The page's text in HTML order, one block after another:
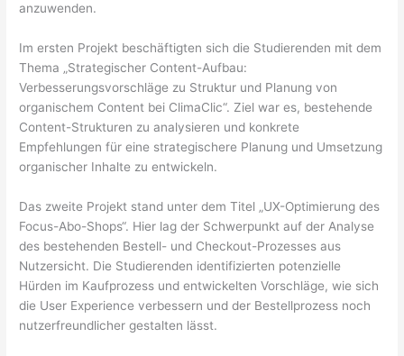
anzuwenden.
Im ersten Projekt beschäftigten sich die Studierenden mit dem
Thema „Strategischer Content-Aufbau:
Verbesserungsvorschläge zu Struktur und Planung von
organischem Content bei ClimaClic“. Ziel war es, bestehende
Content-Strukturen zu analysieren und konkrete
Empfehlungen für eine strategischere Planung und Umsetzung
organischer Inhalte zu entwickeln.
Das zweite Projekt stand unter dem Titel „UX-Optimierung des
Focus-Abo-Shops“. Hier lag der Schwerpunkt auf der Analyse
des bestehenden Bestell- und Checkout-Prozesses aus
Nutzersicht. Die Studierenden identifizierten potenzielle
Hürden im Kaufprozess und entwickelten Vorschläge, wie sich
die User Experience verbessern und der Bestellprozess noch
nutzerfreundlicher gestalten lässt.